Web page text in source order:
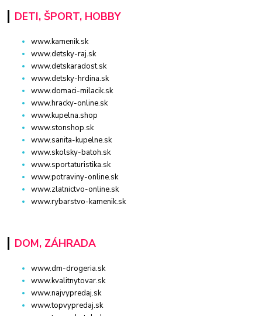
DETI, ŠPORT, HOBBY
www.kamenik.sk
www.detsky-raj.sk
www.detskaradost.sk
www.detsky-hrdina.sk
www.domaci-milacik.sk
www.hracky-online.sk
www.kupelna.shop
www.stonshop.sk
www.sanita-kupelne.sk
www.skolsky-batoh.sk
www.sportaturistika.sk
www.potraviny-online.sk
www.zlatnictvo-online.sk
www.rybarstvo-kamenik.sk
DOM, ZÁHRADA
www.dm-drogeria.sk
www.kvalitnytovar.sk
www.najvypredaj.sk
www.topvypredaj.sk